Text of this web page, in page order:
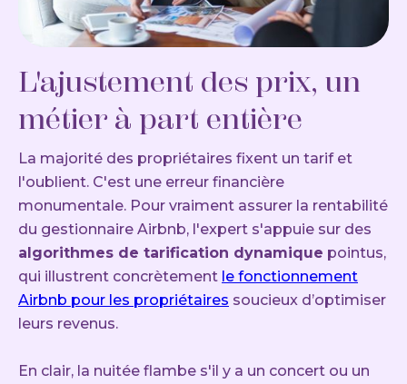
L'ajustement des prix, un
métier à part entière
La majorité des propriétaires fixent un tarif et
l'oublient. C'est une erreur financière
monumentale. Pour vraiment assurer la rentabilité
du gestionnaire Airbnb, l'expert s'appuie sur des
algorithmes de tarification dynamique pointus,
qui illustrent concrètement le fonctionnement
Airbnb pour les propriétaires soucieux d’optimiser
leurs revenus.
En clair, la nuitée flambe s'il y a un concert ou un